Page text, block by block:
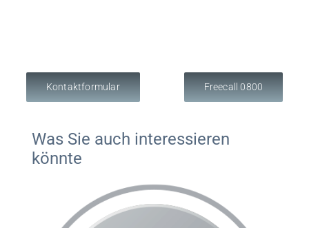
Kontaktformular Freecall 0800
Was Sie auch interessieren
könnte